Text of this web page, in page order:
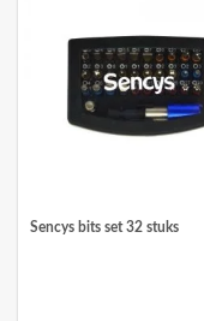
Sencys bits set 32 stuks